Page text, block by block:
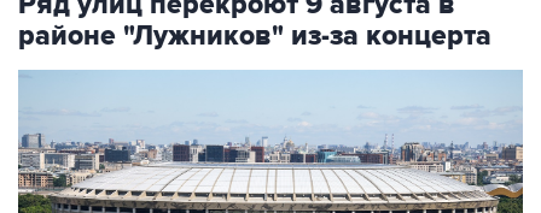
районе "Лужников" из-за концерта